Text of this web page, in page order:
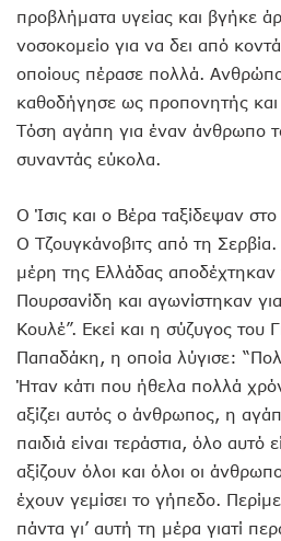
προβλήματα υγείας και βγήκε
νοσοκομείο για να δει από
οποίους πέρασε πολλά.
καθοδήγησε ως προπονητής
Τόση αγάπη για έναν άνθρωπο
συναντάς εύκολα.
Ο Ίσις και ο Βέρα ταξίδεψαν
Ο Τζουγκάνοβιτς από τη
μέρη της Ελλάδας
Πουρσανίδη και αγωνίστηκαν
Κουλέ”. Εκεί και η σύζυγος του
Παπαδάκη, η οποία λύγισε:
Ήταν κάτι που ήθελα πολλά
αξίζει αυτός ο άνθρωπος, η
παιδιά είναι τεράστια, όλο αυτό
αξίζουν όλοι και όλοι οι
έχουν γεμίσει το γήπεδο.
πάντα γι’ αυτή τη μέρα γιατί